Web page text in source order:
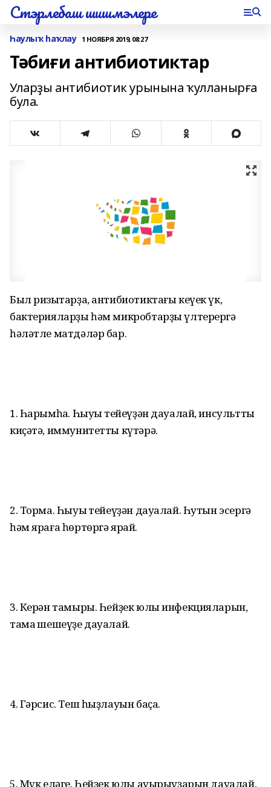
Стэрлебаш шишмэлере
Һаулыҡ һаҡлау 1 НОЯБРЯ 2019, 08:27
Тәбиғи антибиотиктар
Уларҙы антибиотик урынына ҡулланырға
була.
Был ризыҡтарҙа, антибиотиктағы кеүек үк,
бактерияларҙы һәм микробтарҙы үлтерергә
һәләтле матдәләр бар.
1. Һарымһаҡ. Һыуыҡ тейеүҙән дауалай, инсультты
киҫәтә, иммунитетты күтәрә.
2. Торма. Һыуыҡ тейеүҙән дауалай. Һутын эсергә
һәм яраға һөртөргә ярай.
3. Керән тамыры. Һейҙек юлы инфекцияларын,
тамаҡ шешеүҙе дауалай.
4. Гәрсис. Теш һыҙлауын баҫа.
5. Мүк еләге. Һейҙек юлы ауырыуҙарын дауалай,